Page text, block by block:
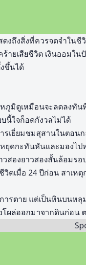
ถึงสิ่งที่ควรจดจำในชี
ร้ายเสียชีวิต เงินออมใ
ขึ้นได้
มิดูเหมือนจะลดลงทัน
นี้ใจก็อดกังวลไม่ได้
เยี่ยมชมสุสานในตอน
ยุดกะทันหันและมองไ
วสองยาวสองสั้นล้อม
ตเมื่อ 24 ปีก่อน สาเ
ารตาย แต่เป็นหินบนห
โผล่ออกมาจากดินก่อ